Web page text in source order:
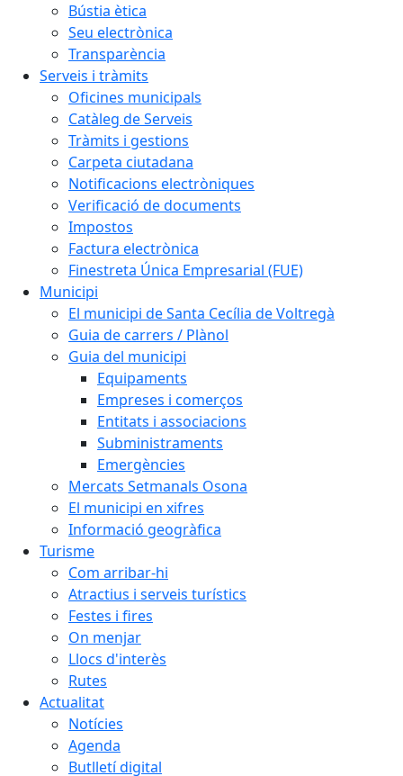
Bústia ètica
Seu electrònica
Transparència
Serveis i tràmits
Oficines municipals
Catàleg de Serveis
Tràmits i gestions
Carpeta ciutadana
Notificacions electròniques
Verificació de documents
Impostos
Factura electrònica
Finestreta Única Empresarial (FUE)
Municipi
El municipi de Santa Cecília de Voltregà
Guia de carrers / Plànol
Guia del municipi
Equipaments
Empreses i comerços
Entitats i associacions
Subministraments
Emergències
Mercats Setmanals Osona
El municipi en xifres
Informació geogràfica
Turisme
Com arribar-hi
Atractius i serveis turístics
Festes i fires
On menjar
Llocs d'interès
Rutes
Actualitat
Notícies
Agenda
Butlletí digital